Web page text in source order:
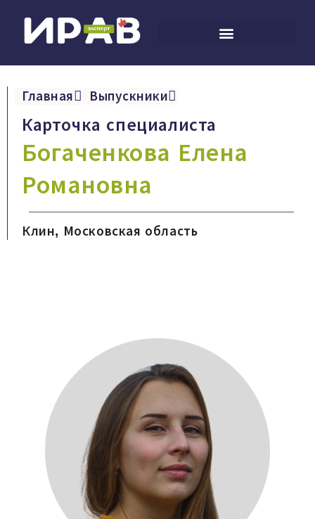
Главная Выпускники
Карточка специалиста
Богаченкова Елена
Романовна
Клин, Московская область